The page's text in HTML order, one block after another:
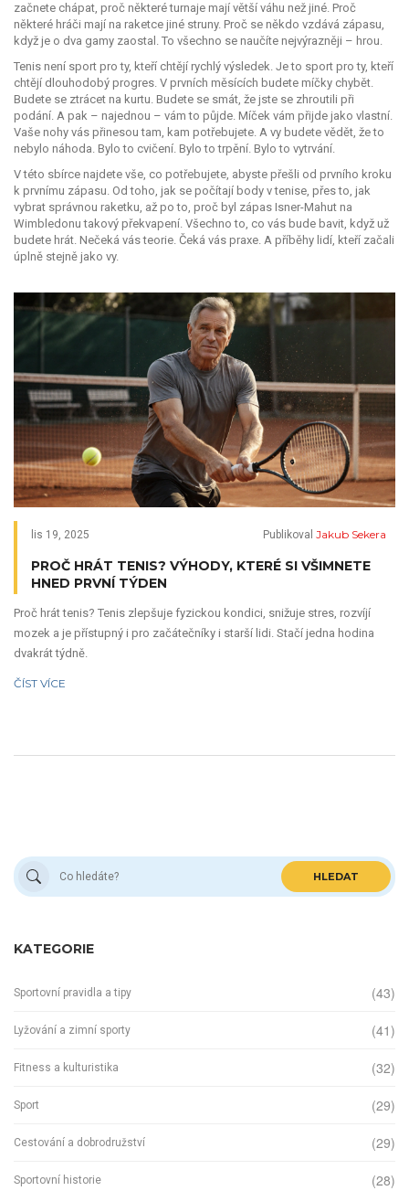
začnete chápat, proč některé turnaje mají větší váhu než jiné. Proč
některé hráči mají na raketce jiné struny. Proč se někdo vzdává zápasu,
když je o dva gamy zaostal. To všechno se naučíte nejvýrazněji – hrou.
Tenis není sport pro ty, kteří chtějí rychlý výsledek. Je to sport pro ty, kteří
chtějí dlouhodobý progres. V prvních měsících budete míčky chybět.
Budete se ztrácet na kurtu. Budete se smát, že jste se zhroutili při
podání. A pak – najednou – vám to půjde. Míček vám přijde jako vlastní.
Vaše nohy vás přinesou tam, kam potřebujete. A vy budete vědět, že to
nebylo náhoda. Bylo to cvičení. Bylo to trpění. Bylo to vytrvání.
V této sbírce najdete vše, co potřebujete, abyste přešli od prvního kroku
k prvnímu zápasu. Od toho, jak se počítají body v tenise, přes to, jak
vybrat správnou raketku, až po to, proč byl zápas Isner-Mahut na
Wimbledonu takový překvapení. Všechno to, co vás bude bavit, když už
budete hrát. Nečeká vás teorie. Čeká vás praxe. A příběhy lidí, kteří začali
úplně stejně jako vy.
lis 19, 2025 Publikoval Jakub Sekera
PROČ HRÁT TENIS? VÝHODY, KTERÉ SI VŠIMNETE
HNED PRVNÍ TÝDEN
Proč hrát tenis? Tenis zlepšuje fyzickou kondici, snižuje stres, rozvíjí
mozek a je přístupný i pro začátečníky i starší lidi. Stačí jedna hodina
dvakrát týdně.
ČÍST VÍCE
HLEDAT
KATEGORIE
Sportovní pravidla a tipy (43)
Lyžování a zimní sporty (41)
Fitness a kulturistika (32)
Sport (29)
Cestování a dobrodružství (29)
Sportovní historie (28)